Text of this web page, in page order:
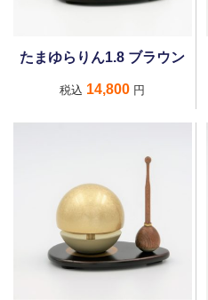
たまゆらりん1.8 ブラウン
税込 14,800 円